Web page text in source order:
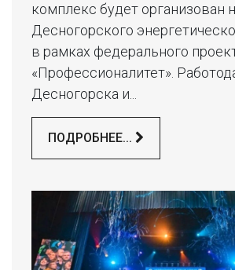
комплекс будет организован
Десногорского
в рамках федерального
«Профессионалитет».
Десногорска и...
ПОДРОБНЕЕ...